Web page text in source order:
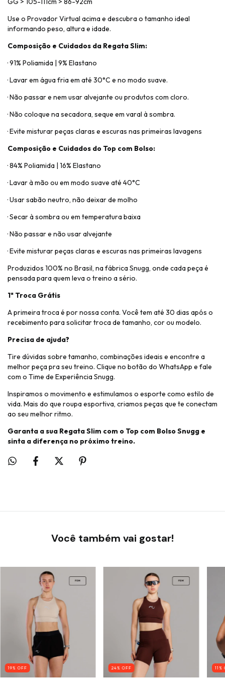
Use o Provador Virtual acima e descubra o tamanho ideal
informando peso, altura e idade.
Composição e Cuidados da Regata Slim:
· 91% Poliamida | 9% Elastano
· Lavar em água fria em até 30°C e no modo suave.
· Não passar e nem usar alvejante ou produtos com cloro.
· Não coloque na secadora, seque em varal à sombra.
· Evite misturar peças claras e escuras nas primeiras lavagens
Composição e Cuidados do Top com Bolso:
· 84% Poliamida | 16% Elastano
· Lavar à mão ou em modo suave até 40°C
· Usar sabão neutro, não deixar de molho
· Secar à sombra ou em temperatura baixa
· Não passar e não usar alvejante
· Evite misturar peças claras e escuras nas primeiras lavagens
Produzidos 100% no Brasil, na fábrica Snugg, onde cada peça é
pensada para quem leva o treino a sério.
1ª Troca Grátis
A primeira troca é por nossa conta. Você tem até 30 dias após o
recebimento para solicitar troca de tamanho, cor ou modelo.
Precisa de ajuda?
Tire dúvidas sobre tamanho, combinações ideais e encontre a
melhor peça pra seu treino. Clique no botão do WhatsApp e fale
com o Time de Experiência Snugg.
Inspiramos o movimento e estimulamos o esporte como estilo de
vida. Mais do que roupa esportiva, criamos peças que te conectam
ao seu melhor ritmo.
Garanta a sua Regata Slim com o Top com Bolso Snugg e
sinta a diferença no próximo treino.
Você também vai gostar!
19% OFF 24% OFF 11 %